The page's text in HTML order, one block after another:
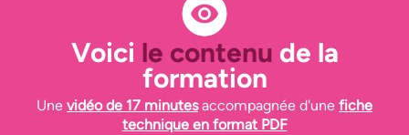
Voici le contenu de la
formation
Une vidéo de 17 minutesaccompagnée d'une fiche
technique en format PDF